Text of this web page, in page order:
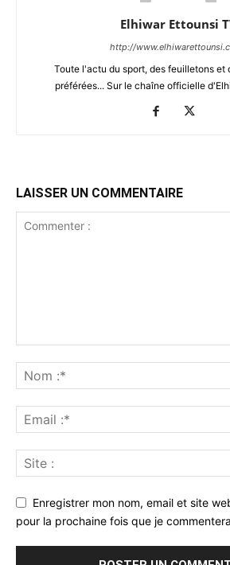
Elhiwar Ettounsi
http://
Toute l'actu du sport, des feuilletons et
préférées... Sur le chaîne officielle
LAISSER UN COMMENTAIRE
Enregistrer mon nom, email et site
pour la prochaine fois que je